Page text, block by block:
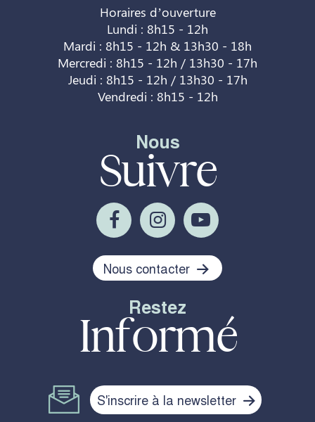
Horaires d’ouverture
Lundi : 8h15 - 12h
Mardi : 8h15 - 12h & 13h30 - 18h
Mercredi : 8h15 - 12h / 13h30 - 17h
Jeudi : 8h15 - 12h / 13h30 - 17h
Vendredi : 8h15 - 12h
Nous
Suivre
Nous contacter
Restez
Informé
S'inscrire à la newsletter